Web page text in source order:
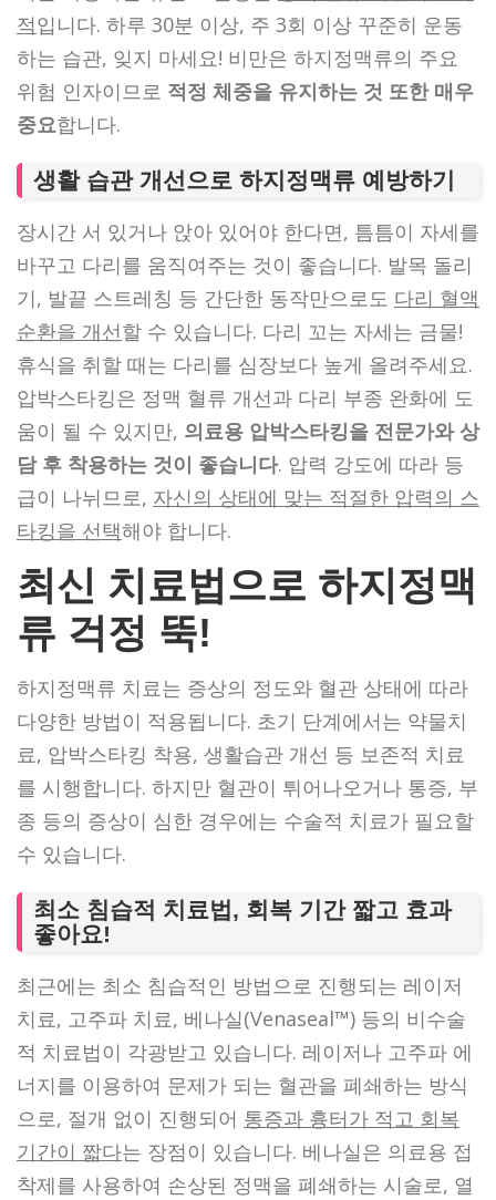
적입니다. 하루 30분 이상, 주 3회 이상 꾸준히 운동
하는 습관, 잊지 마세요! 비만은 하지정맥류의 주요
위험 인자이므로 적정 체중을 유지하는 것 또한 매우
중요합니다.
생활 습관 개선으로 하지정맥류 예방하기
장시간 서 있거나 앉아 있어야 한다면, 틈틈이 자세를
바꾸고 다리를 움직여주는 것이 좋습니다. 발목 돌리
기, 발끝 스트레칭 등 간단한 동작만으로도 다리 혈액
순환을 개선할 수 있습니다. 다리 꼬는 자세는 금물!
휴식을 취할 때는 다리를 심장보다 높게 올려주세요.
압박스타킹은 정맥 혈류 개선과 다리 부종 완화에 도
움이 될 수 있지만, 의료용 압박스타킹을 전문가와 상
담 후 착용하는 것이 좋습니다. 압력 강도에 따라 등
급이 나뉘므로, 자신의 상태에 맞는 적절한 압력의 스
타킹을 선택해야 합니다.
최신 치료법으로 하지정맥
류 걱정 뚝!
하지정맥류 치료는 증상의 정도와 혈관 상태에 따라
다양한 방법이 적용됩니다. 초기 단계에서는 약물치
료, 압박스타킹 착용, 생활습관 개선 등 보존적 치료
를 시행합니다. 하지만 혈관이 튀어나오거나 통증, 부
종 등의 증상이 심한 경우에는 수술적 치료가 필요할
수 있습니다.
최소 침습적 치료법, 회복 기간 짧고 효과
좋아요!
최근에는 최소 침습적인 방법으로 진행되는 레이저
치료, 고주파 치료, 베나실(Venaseal™) 등의 비수술
적 치료법이 각광받고 있습니다. 레이저나 고주파 에
너지를 이용하여 문제가 되는 혈관을 폐쇄하는 방식
으로, 절개 없이 진행되어 통증과 흉터가 적고 회복
기간이 짧다는 장점이 있습니다. 베나실은 의료용 접
착제를 사용하여 손상된 정맥을 폐쇄하는 시술로, 열